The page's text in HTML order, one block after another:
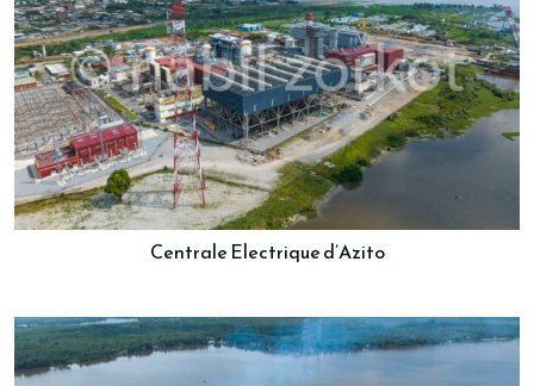
Centrale Electrique d’Azito